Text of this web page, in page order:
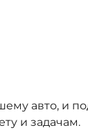
авто, и
и задачам.